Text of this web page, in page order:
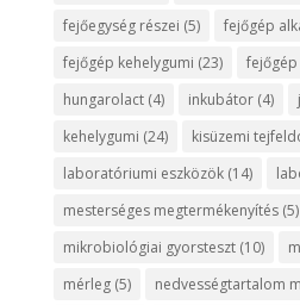
fejőegység részei (5) fejőgép
fejőgép kehelygumi (23)
hungarolact(4) inkubátor(4)
kehelygumi (24) kisüzemi
laboratóriumi eszközök(14)
mesterséges megtermékenyítés(5)
mikrobiológiai gyorsteszt(10)
mérleg(5) nedvességtartalom